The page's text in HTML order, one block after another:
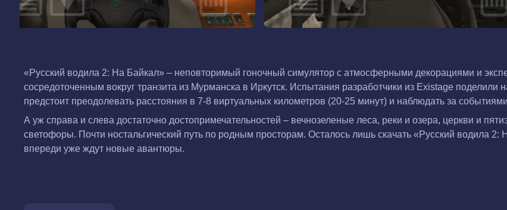
«Русский водила 2: На Байкал» – неповторимый гоночный симулятор с атмосферными декорациями и
сосредоточенным вокруг транзита из Мурманска в Иркутск. Испытания разработчики из Existage
предстоит преодолевать расстояния в 7-8 виртуальных километров (20-25 минут) и наблюдать за событиями
А уж справа и слева достаточно достопримечательностей – вечнозеленые леса, реки и озера, церкви и
светофоры. Почти ностальгический путь по родным просторам. Осталось лишь скачать «Русский водила
впереди уже ждут новые авантюры.